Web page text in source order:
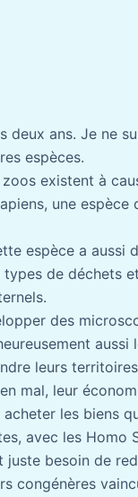
deux ans. Je ne
espèces.
existent à
une espèce
espèce a aussi
de déchets
des
aussi
leurs
mal, leur
les biens
avec les Homo
besoin de
congénères